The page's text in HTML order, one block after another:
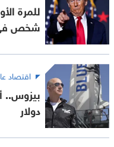
شخص في
اقتصاد
دولار